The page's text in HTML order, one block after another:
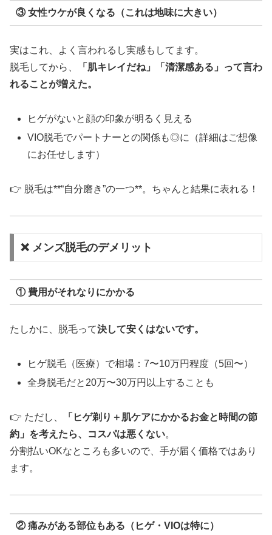
③ 女性ウケが良くなる（これは地味に大きい）
実はこれ、よく言われるし実感もしてます。
脱毛してから、
「肌キレイだね」「清潔感ある」って言わ
れることが増えた。
ヒゲがないと顔の印象が明るく見える
VIO脱毛でパートナーとの関係も◎に（詳細はご想像
にお任せします）
👉 脱毛は**“自分磨き”の一つ**。ちゃんと結果に表れる！
❌ メンズ脱毛のデメリット
① 費用がそれなりにかかる
たしかに、脱毛って決して安くはないです。
ヒゲ脱毛（医療）で相場：7〜10万円程度（5回〜）
全身脱毛だと20万〜30万円以上することも
👉 ただし、
「ヒゲ剃り＋肌ケアにかかるお金と時間の節
約」を考えたら、コスパは悪くない。
分割払いOKなところも多いので、手が届く価格ではあり
ます。
② 痛みがある部位もある（ヒゲ・VIOは特に）